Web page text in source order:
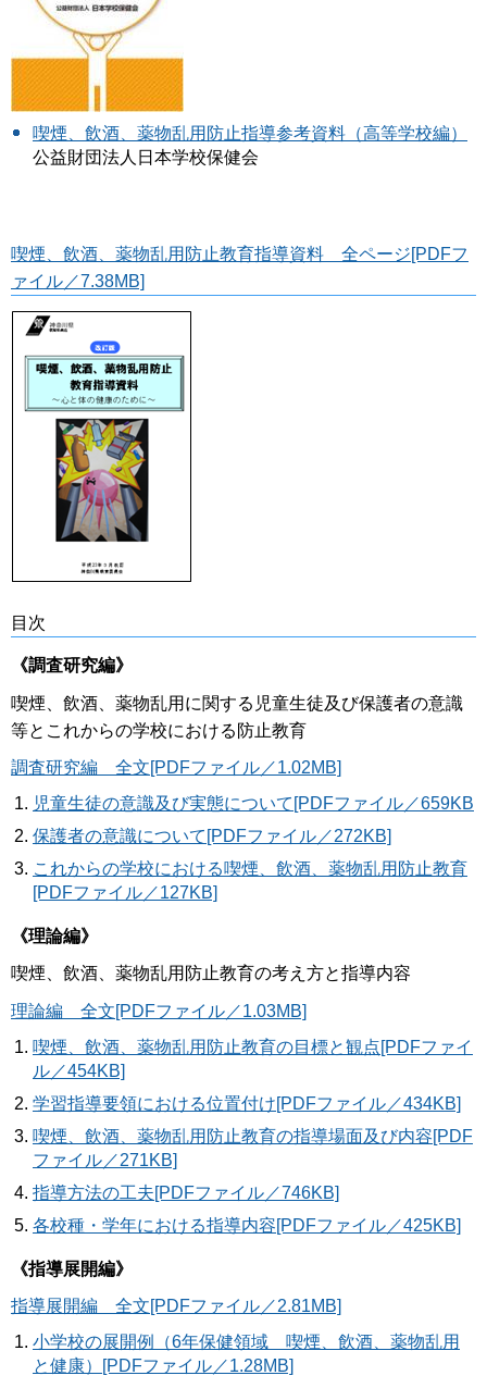
喫煙、飲酒、薬物乱用防止指導参考資料（高等学校編）
公益財団法人日本学校保健会
喫煙、飲酒、薬物乱用防止教育指導資料 全ページ[PDFフ
ァイル／7.38MB]
目次
《調査研究編》
喫煙、飲酒、薬物乱用に関する児童生徒及び保護者の意識
等とこれからの学校における防止教育
調査研究編 全文[PDFファイル／1.02MB]
児童生徒の意識及び実態について[PDFファイル／659KB
保護者の意識について[PDFファイル／272KB]
これからの学校における喫煙、飲酒、薬物乱用防止教育
[PDFファイル／127KB]
《理論編》
喫煙、飲酒、薬物乱用防止教育の考え方と指導内容
理論編 全文[PDFファイル／1.03MB]
喫煙、飲酒、薬物乱用防止教育の目標と観点[PDFファイ
ル／454KB]
学習指導要領における位置付け[PDFファイル／434KB]
喫煙、飲酒、薬物乱用防止教育の指導場面及び内容[PDF
ファイル／271KB]
指導方法の工夫[PDFファイル／746KB]
各校種・学年における指導内容[PDFファイル／425KB]
《指導展開編》
指導展開編 全文[PDFファイル／2.81MB]
小学校の展開例（6年保健領域 喫煙、飲酒、薬物乱用
と健康）[PDFファイル／1.28MB]